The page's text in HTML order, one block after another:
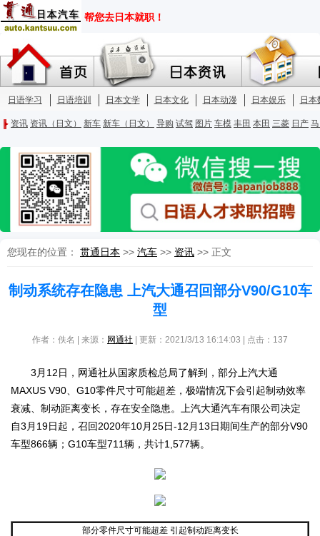
您现在的位置： 贯通日本 >> 汽车 >> 资讯 >> 正文
制动系统存在隐患 上汽大通召回部分V90/G10车
型
作者：佚名 | 来源： 网通社 | 更新：2021/3/13 16:14:03 | 点击： 137
3月12日，网通社从国家质检总局了解到，部分上汽大通
MAXUS V90、G10零件尺寸可能超差，极端情况下会引起制动效率
衰减、制动距离变长，存在安全隐患。上汽大通汽车有限公司决定
自3月19日起，召回2020年10月25日-12月13日期间生产的部分V90
车型866辆；G10车型711辆，共计1,577辆。
部分零件尺寸可能超差 引起制动距离变长